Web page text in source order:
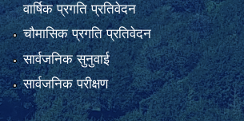
वार्षिक प्रगति प्रतिवेदन
चौमासिक प्रगति प्रतिवेदन
सार्वजनिक सुनुवाई
सार्वजनिक परीक्षण